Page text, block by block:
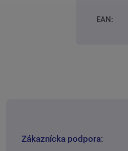
EAN:
Zákaznícka podpora: